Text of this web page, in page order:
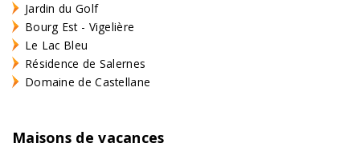
Jardin du Golf
Bourg Est - Vigelière
Le Lac Bleu
Résidence de Salernes
Domaine de Castellane
Maisons de vacances